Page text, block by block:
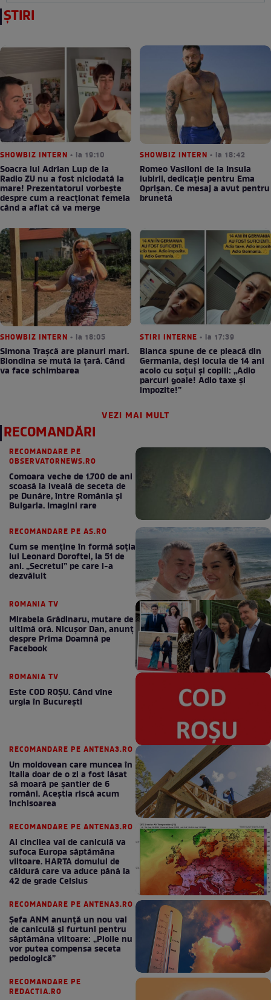
ȘTIRI
SHOWBIZ INTERN • la 19:10
Soacra lui Adrian Lup de la
Radio ZU nu a fost niciodată la
mare! Prezentatorul vorbește
despre cum a reacționat femeia
când a aflat că va merge
SHOWBIZ INTERN • la 18:42
Romeo Vasiloni de la Insula
iubirii, dedicație pentru Ema
Oprișan. Ce mesaj a avut pentru
brunetă
SHOWBIZ INTERN • la 18:05
Simona Trașcă are planuri mari.
Blondina se mută la țară. Când
va face schimbarea
STIRI INTERNE • la 17:39
Bianca spune de ce pleacă din
Germania, deși locuia de 14 ani
acolo cu soțul și copiii: „Adio
parcuri goale! Adio taxe și
impozite!”
VEZI MAI MULT
RECOMANDĂRI
RECOMANDARE PE
OBSERVATORNEWS.RO
Comoara veche de 1.700 de ani
scoasă la iveală de seceta de
pe Dunăre, între România şi
Bulgaria. Imagini rare
RECOMANDARE PE AS.RO
Cum se menţine în formă soţia
lui Leonard Doroftei, la 51 de
ani. „Secretul” pe care l-a
dezvăluit
ROMANIA TV
Mirabela Grădinaru, mutare de
ultimă oră. Nicuşor Dan, anunţ
despre Prima Doamnă pe
Facebook
ROMANIA TV
Este COD ROŞU. Când vine
urgia în Bucureşti
RECOMANDARE PE ANTENA3.RO
Un moldovean care muncea în
Italia doar de o zi a fost lăsat
să moară pe şantier de 6
români. Aceștia riscă acum
închisoarea
RECOMANDARE PE ANTENA3.RO
Al cincilea val de caniculă va
sufoca Europa săptămâna
viitoare. HARTA domului de
căldură care va aduce până la
42 de grade Celsius
RECOMANDARE PE ANTENA3.RO
Șefa ANM anunță un nou val
de caniculă și furtuni pentru
săptămâna viitoare: „Ploile nu
vor putea compensa seceta
pedologică”
RECOMANDARE PE
REDACTIA.RO